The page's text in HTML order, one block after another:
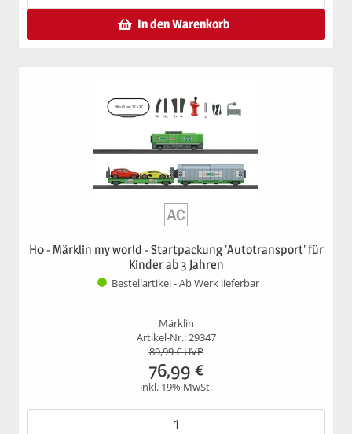
In den Warenkorb
H0 - Märklin my world - Startpackung 'Autotransport' für
Kinder ab 3 Jahren
Bestellartikel - Ab Werk lieferbar
Märklin
Artikel-Nr.: 29347
89,99€ UVP
76,99 €
inkl. 19% MwSt.